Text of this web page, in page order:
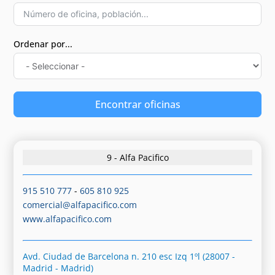
Ordenar por...
Encontrar oficinas
9 - Alfa Pacifico
915 510 777 -605 810 925
comercial@alfapacifico.com
www.alfapacifico.com
Avd. Ciudad de Barcelona n. 210 esc Izq 1ºl (28007 -
Madrid - Madrid)